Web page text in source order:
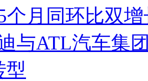
个月同环比双
与ATL汽车集
型